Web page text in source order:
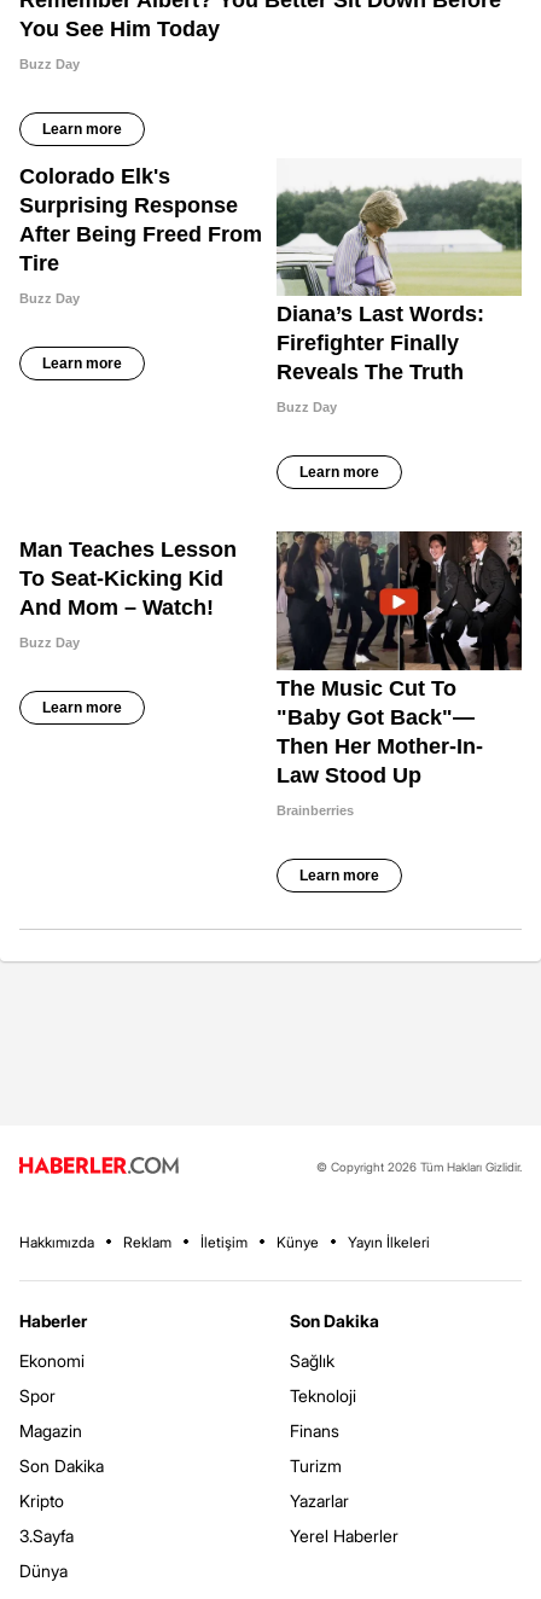
© Copyright 2026 Tüm Hakları Gizlidir.
Hakkımızda Reklam İletişim Künye Yayın İlkeleri
Haberler
Ekonomi
Spor
Magazin
Son Dakika
Kripto
3.Sayfa
Dünya
Son Dakika
Sağlık
Teknoloji
Finans
Turizm
Yazarlar
Yerel Haberler